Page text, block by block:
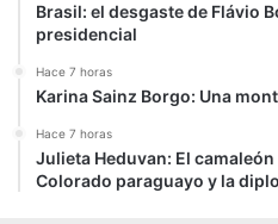
Brasil: el desgaste de Flávio
presidencial
Hace 7 horas
Karina Sainz Borgo: Una
Hace 7 horas
Julieta Heduvan: El
Colorado paraguayo y la